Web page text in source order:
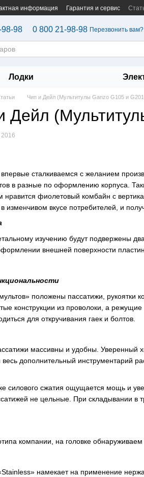
информация Гарантия и сервис
98 0 800 21-98-98 Перезвонить вам?
Лодки
Чип и Дейл (Мультитулы Ganzo G105 и
Дейл
сталкиваемся с желанием
в разные по оформлению корпуса.
нравится фиолетовый комбайн с
изменчивом вкусе потребителей, и
изучению будут подвержены
внешней поверхности
положены пассатижи, рукоятки
конструкции из проволоки, а
для откручивания гаек и болтов.
массивны и удобны. Уверенный
дополнительный инструментарий
силового сжатия ощущается мощь и
не цельные. При складывании в
компании, на головке обнаруживаем
намекает на применение